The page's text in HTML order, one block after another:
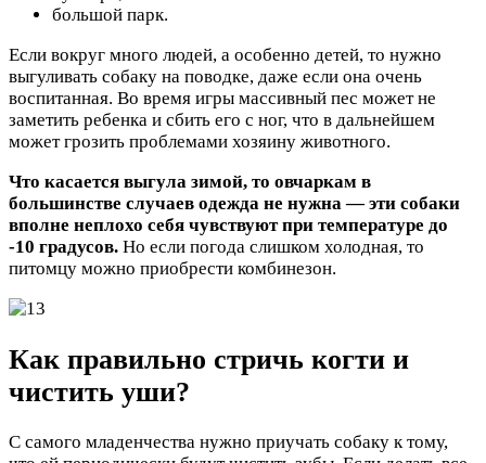
большой парк.
Если вокруг много людей, а особенно детей, то нужно
выгуливать собаку на поводке, даже если она очень
воспитанная. Во время игры массивный пес может не
заметить ребенка и сбить его с ног, что в дальнейшем
может грозить проблемами хозяину животного.
Что касается выгула зимой, то овчаркам в
большинстве случаев одежда не нужна — эти собаки
вполне неплохо себя чувствуют при температуре до
-10 градусов. Но если погода слишком холодная, то
питомцу можно приобрести комбинезон.
Как правильно стричь когти и
чистить уши?
С самого младенчества нужно приучать собаку к тому,